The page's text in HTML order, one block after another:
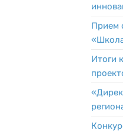
Прием
Итоги